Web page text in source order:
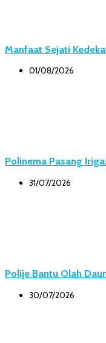
Manfaat Sejati
01/08/2026
Polinema Pasang
31/07/2026
Polije Bantu Olah
30/07/2026